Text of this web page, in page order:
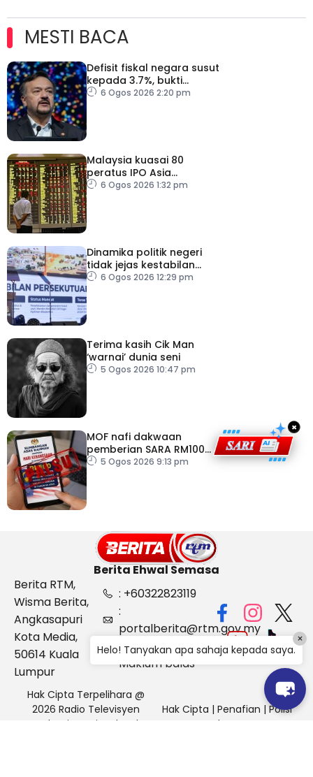
MESTI BACA
Defisit fiskal negara susut
kepada 3.7%, bukti
keyakinan pelabur masih
6 Ogos 2026 2:20 pm
Malaysia kuasai 80
peratus IPO Asia
Tenggara, kumpul AS$1.4
6 Ogos 2026 1:32 pm
Dinamika politik negeri
tidak jejas kestabilan
Kerajaan Perpaduan
6 Ogos 2026 12:29 pm
Terima kasih Cik Man
‘warnai’ dunia seni
5 Ogos 2026 10:47 pm
MOF nafi dakwaan
pemberian SARA RM100
sempena Hari
5 Ogos 2026 9:13 pm
×
Berita Ehwal Semasa
Berita RTM,
Wisma Berita,
Angkasapuri
Kota Media,
50614 Kuala
Lumpur
: +60322823119
:
portalberita@rtm.gov.my
: Aduan &
Maklum balas
Hak Cipta Terpelihara @
2026 Radio Televisyen
Malaysia, Berita Ehwal
Hak Cipta | Penafian | Polisi
Keselamatan
Helo! Tanyakan apa sahaja kepada saya.
×